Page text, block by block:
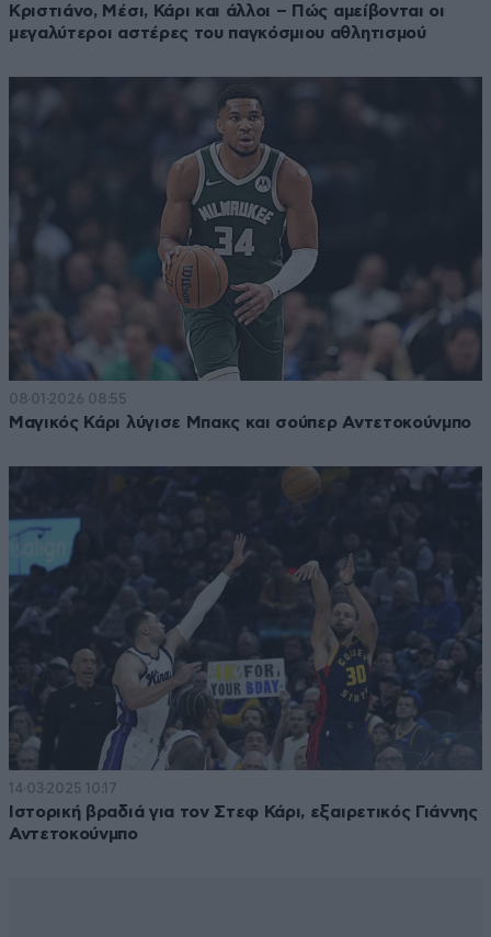
Κριστιάνο, Μέσι, Κάρι και άλλοι – Πώς αμείβονται οι
μεγαλύτεροι αστέρες του παγκόσμιου αθλητισμού
08·01·2026 08:55
Μαγικός Κάρι λύγισε Μπακς και σούπερ Αντετοκούνμπο
14·03·2025 10:17
Ιστορική βραδιά για τον Στεφ Κάρι, εξαιρετικός Γιάννης
Αντετοκούνμπο